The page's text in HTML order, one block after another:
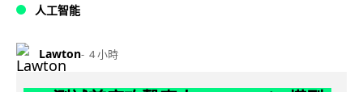
人工智能
Lawton 4 小時